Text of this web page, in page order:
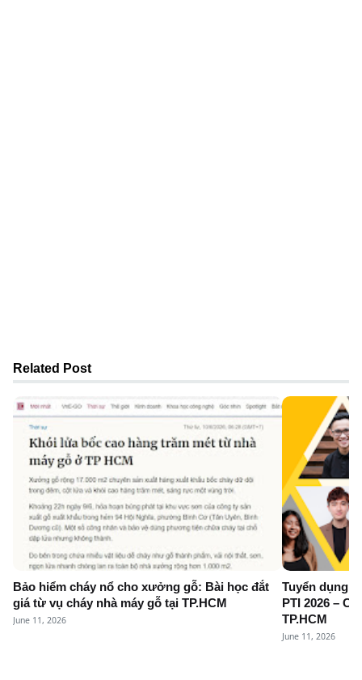
Related Post
Bảo hiểm cháy nổ cho xưởng gỗ: Bài học đắt
giá từ vụ cháy nhà máy gỗ tại TP.HCM
June 11, 2026
Tuyển dụng
PTI 2026 –
TP.HCM
June 11, 2026